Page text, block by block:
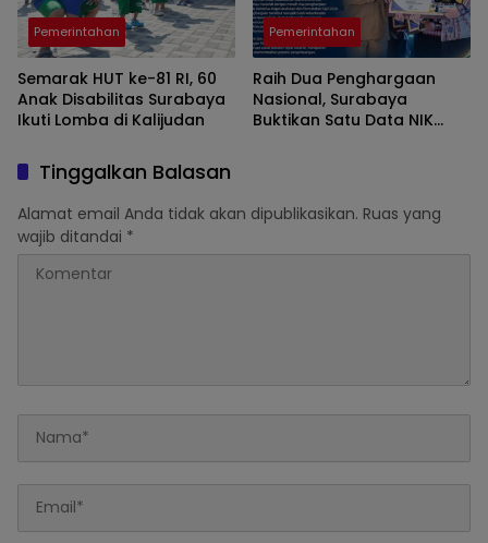
Pemerintahan
Semarak HUT ke-81 RI, 60
Anak Disabilitas Surabaya
Ikuti Lomba di Kalijudan
Pemerintahan
Raih Dua Penghargaan
Nasional, Surabaya
Buktikan Satu Data NIK
Tinggalkan Balasan
Alamat email Anda tidak akan dipublikasikan. Ruas yang
wajib ditandai *